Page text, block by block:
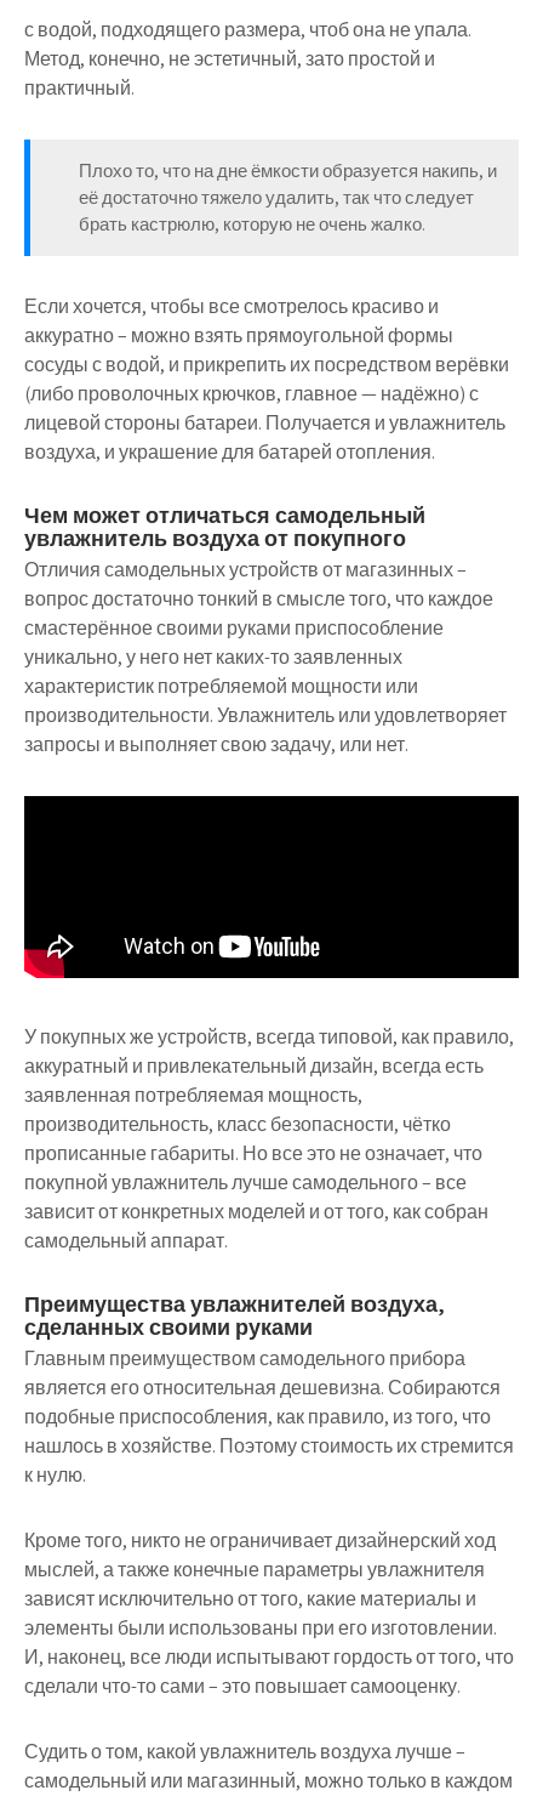
с водой, подходящего размера, чтоб она не упала.
Метод, конечно, не эстетичный, зато простой и
практичный.
Плохо то, что на дне ёмкости образуется накипь, и
её достаточно тяжело удалить, так что следует
брать кастрюлю, которую не очень жалко.
Если хочется, чтобы все смотрелось красиво и
аккуратно – можно взять прямоугольной формы
сосуды с водой, и прикрепить их посредством верёвки
(либо проволочных крючков, главное — надёжно) с
лицевой стороны батареи. Получается и увлажнитель
воздуха, и украшение для батарей отопления.
Чем может отличаться самодельный
увлажнитель воздуха от покупного
Отличия самодельных устройств от магазинных –
вопрос достаточно тонкий в смысле того, что каждое
смастерённое своими руками приспособление
уникально, у него нет каких-то заявленных
характеристик потребляемой мощности или
производительности. Увлажнитель или удовлетворяет
запросы и выполняет свою задачу, или нет.
У покупных же устройств, всегда типовой, как правило,
аккуратный и привлекательный дизайн, всегда есть
заявленная потребляемая мощность,
производительность, класс безопасности, чётко
прописанные габариты. Но все это не означает, что
покупной увлажнитель лучше самодельного – все
зависит от конкретных моделей и от того, как собран
самодельный аппарат.
Преимущества увлажнителей воздуха,
сделанных своими руками
Главным преимуществом самодельного прибора
является его относительная дешевизна. Собираются
подобные приспособления, как правило, из того, что
нашлось в хозяйстве. Поэтому стоимость их стремится
к нулю.
Кроме того, никто не ограничивает дизайнерский ход
мыслей, а также конечные параметры увлажнителя
зависят исключительно от того, какие материалы и
элементы были использованы при его изготовлении.
И, наконец, все люди испытывают гордость от того, что
сделали что-то сами – это повышает самооценку.
Судить о том, какой увлажнитель воздуха лучше –
самодельный или магазинный, можно только в каждом